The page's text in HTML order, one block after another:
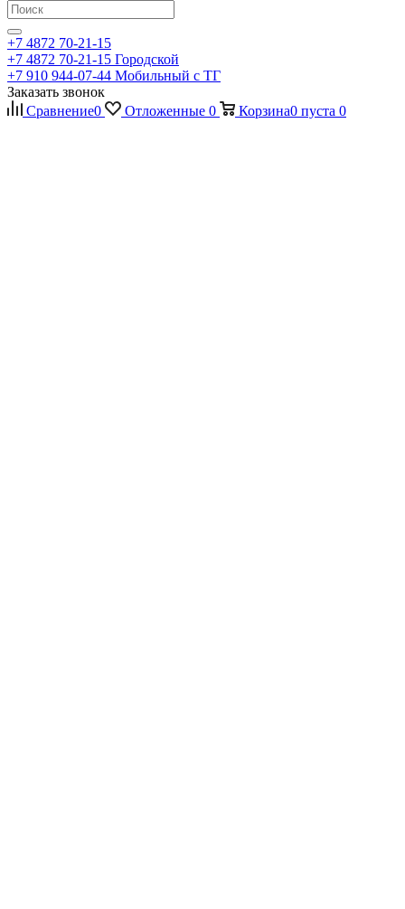
+7 4872 70-21-15
+7 4872 70-21-15 Городской
+7 910 944-07-44 Мобильный с ТГ
Заказать звонок
Сравнение0 Отложенные 0 Корзина0 пуста 0